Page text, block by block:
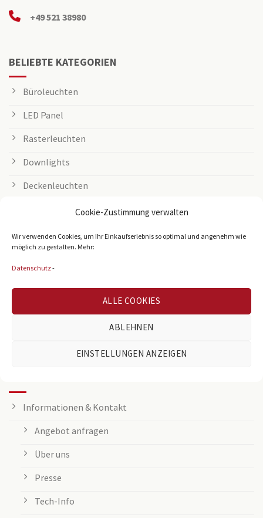
Cookie-Zustimmung verwalten
Wir verwenden Cookies, um Ihr Einkaufserlebnis so optimal und angenehm wie
möglich zu gestalten. Mehr:
Datenschutz-
ALLE COOKIES
ABLEHNEN
EINSTELLUNGEN ANZEIGEN
+49 521 38980
BELIEBTE KATEGORIEN
Büroleuchten
LED Panel
Rasterleuchten
Downlights
Deckenleuchten
Tischleuchten
Grow Lampen
Informationen & Kontakt
Angebot anfragen
Über uns
Presse
Tech-Info